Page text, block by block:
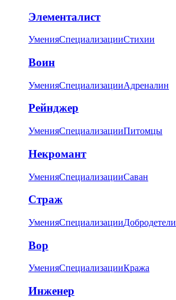
Элементалист
УменияСпециализацииСтихии
Воин
УменияСпециализацииАдреналин
Рейнджер
УменияСпециализацииПитомцы
Некромант
УменияСпециализацииСаван
Страж
УменияСпециализацииДобродетели
Вор
УменияСпециализацииКража
Инженер